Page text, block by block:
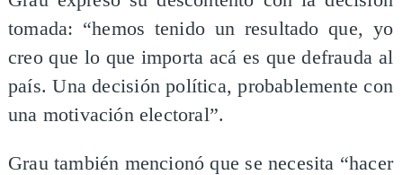
tomada: “hemos tenido un resultado que, yo
creo que lo que importa acá es que defrauda al
país. Una decisión política, probablemente con
una motivación electoral”.
Grau también mencionó que se necesita “hacer